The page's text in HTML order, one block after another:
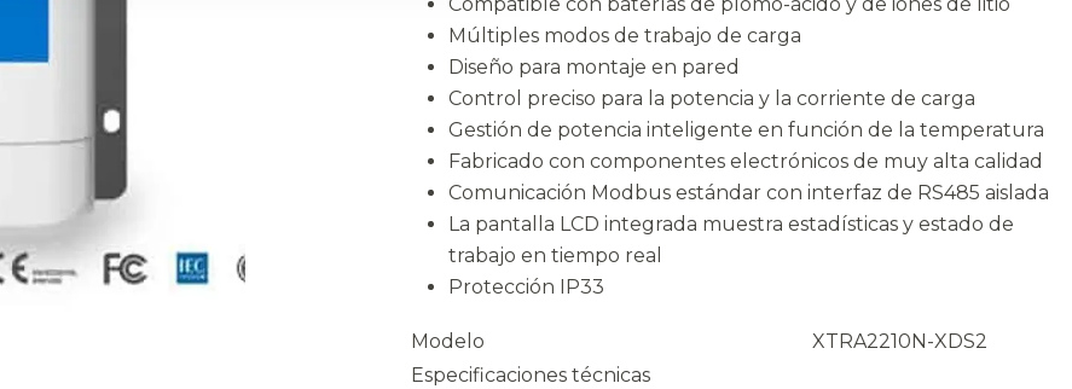
Múltiples modos de trabajo de carga
Diseño para montaje en pared
Control preciso para la potencia y la corriente de carga
Gestión de potencia inteligente en función de la temperatura
Fabricado con componentes electrónicos de muy alta calidad
Comunicación Modbus estándar con interfaz de RS485 aislada
La pantalla LCD integrada muestra estadísticas y estado de
trabajo en tiempo real
Protección IP33
Modelo
XTRA2210N-XDS2
Especificaciones técnicas